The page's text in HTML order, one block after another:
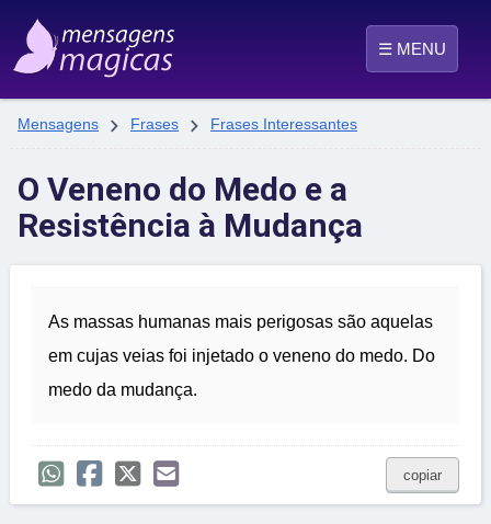
☰ MENU
Mensagens  Frases  Frases Interessantes
O Veneno do Medo e a
Resistência à Mudança
As massas humanas mais perigosas são aquelas
em cujas veias foi injetado o veneno do medo. Do
medo da mudança.
copiar